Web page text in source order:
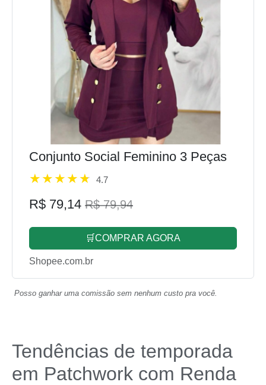
Conjunto Social Feminino 3 Peças
4.7
R$ 79,14 R$ 79,94
🛒COMPRAR AGORA
Shopee.com.br
Posso ganhar uma comissão sem nenhum custo pra você.
Tendências de temporada
em Patchwork com Renda